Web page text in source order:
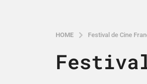
HOME Festival de Cine